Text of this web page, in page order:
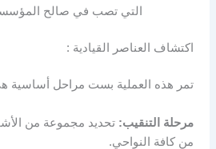
التي تصب في صالح
اكتشاف العناصر القيادية :
تمر هذه العملية بست مراحل أساسية
مرحلة التنقيب: تحديد مجموعة من
من كافة النواحي.